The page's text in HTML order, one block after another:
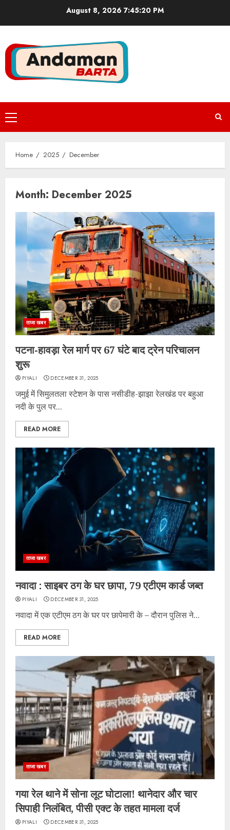
August 8, 20267:45:21 PM
Primary
Menu
Home 2025 December
Month: December 2025
ताजा खबर
पटना-हावड़ा रेल मार्ग पर 67 घंटे बाद ट्रेन परिचालन
शुरू
PIYALI DECEMBER 31, 2025
जमुई में सिमुलतला स्टेशन के पास नसीडीह-झाझा रेलखंड पर बहुआ
नदी के पुल पर...
READ MORE
ताजा खबर
नवादा : साइबर ठग के घर छापा, 79 एटीएम कार्ड जब्त
PIYALI DECEMBER 31, 2025
नवादा में एक एटीएम ठग के घर पर छापेमारी के – दौरान पुलिस ने...
READ MORE
ताजा खबर
गया रेल थाने में सोना लूट घोटाला! थानेदार और चार
सिपाही निलंबित, पीसी एक्ट के तहत मामला दर्ज
PIYALI DECEMBER 31, 2025